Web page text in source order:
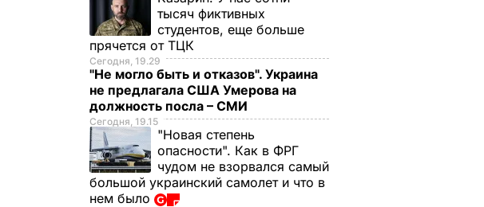
тысяч фиктивных
студентов, еще больше
прячется от ТЦК
Сегодня, 19.29
"Не могло быть и отказов". Украина
не предлагала США Умерова на
должность посла – СМИ
Сегодня, 19.15
"Новая степень
опасности". Как в ФРГ
чудом не взорвался самый
большой украинский самолет и что в
нем было